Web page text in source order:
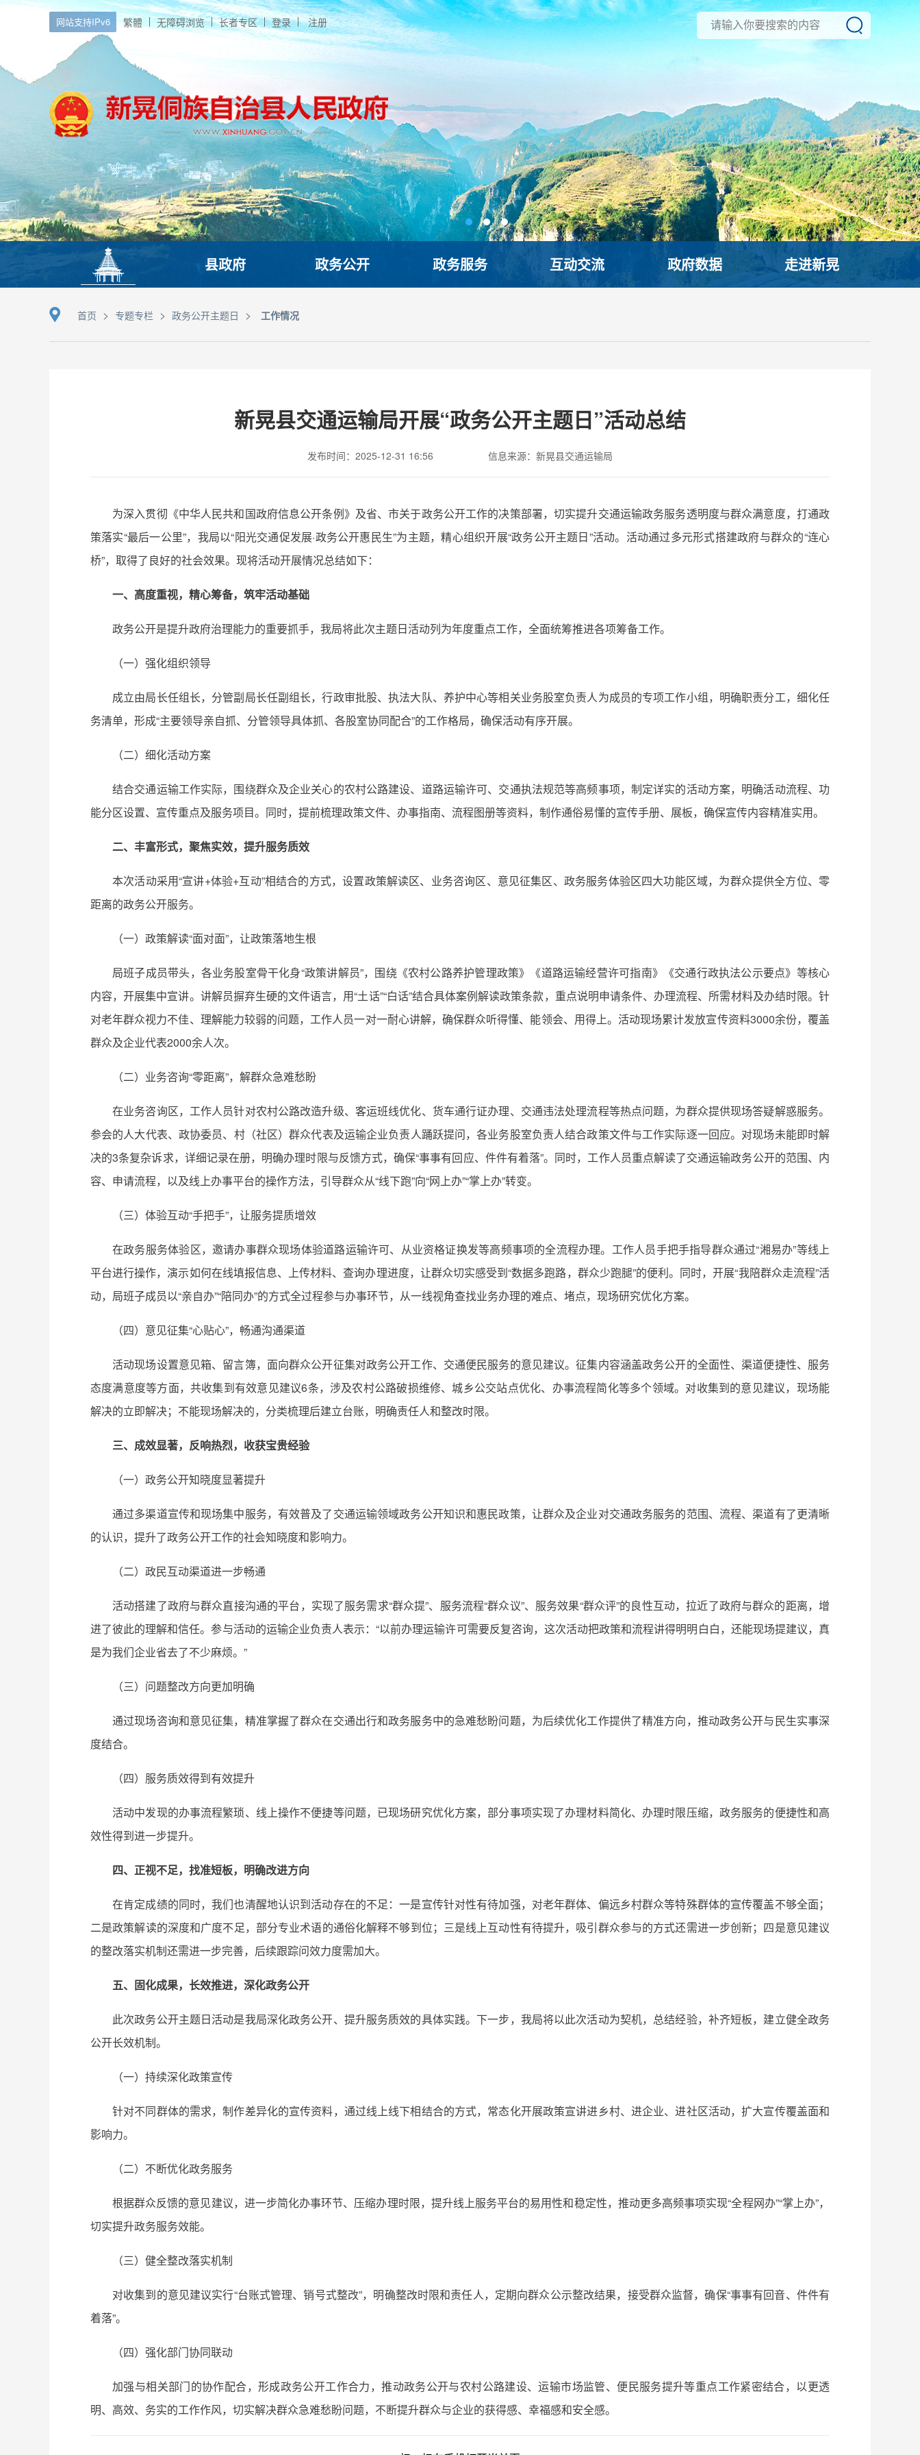
网站支持IPv6 繁體 无障碍浏览 长者专区 登录 注册
县政府 政务公开 政务服务 互动交流 政府数据 走进新晃
首页 > 专题专栏 > 政务公开主题日 > 工作情况
新晃县交通运输局开展“政务公开主题日”活动总结
发布时间：2025-12-31 16:56 信息来源：新晃县交通运输局
为深入贯彻《中华人民共和国政府信息公开条例》及省、市关于政务公开工作的决策部署，切实提升交通运输政务服务透明度与群众满意度，打通政
策落实“最后一公里”，我局以“阳光交通促发展·政务公开惠民生”为主题，精心组织开展“政务公开主题日”活动。活动通过多元形式搭建政府与群众的“连心
桥”，取得了良好的社会效果。现将活动开展情况总结如下：
一、高度重视，精心筹备，筑牢活动基础
政务公开是提升政府治理能力的重要抓手，我局将此次主题日活动列为年度重点工作，全面统筹推进各项筹备工作。
（一）强化组织领导
成立由局长任组长，分管副局长任副组长，行政审批股、执法大队、养护中心等相关业务股室负责人为成员的专项工作小组，明确职责分工，细化任
务清单，形成“主要领导亲自抓、分管领导具体抓、各股室协同配合”的工作格局，确保活动有序开展。
（二）细化活动方案
结合交通运输工作实际，围绕群众及企业关心的农村公路建设、道路运输许可、交通执法规范等高频事项，制定详实的活动方案，明确活动流程、功
能分区设置、宣传重点及服务项目。同时，提前梳理政策文件、办事指南、流程图册等资料，制作通俗易懂的宣传手册、展板，确保宣传内容精准实用。
二、丰富形式，聚焦实效，提升服务质效
本次活动采用“宣讲+体验+互动”相结合的方式，设置政策解读区、业务咨询区、意见征集区、政务服务体验区四大功能区域，为群众提供全方位、零
距离的政务公开服务。
（一）政策解读“面对面”，让政策落地生根
局班子成员带头，各业务股室骨干化身“政策讲解员”，围绕《农村公路养护管理政策》《道路运输经营许可指南》《交通行政执法公示要点》等核心
内容，开展集中宣讲。讲解员摒弃生硬的文件语言，用“土话”“白话”结合具体案例解读政策条款，重点说明申请条件、办理流程、所需材料及办结时限。针
对老年群众视力不佳、理解能力较弱的问题，工作人员一对一耐心讲解，确保群众听得懂、能领会、用得上。活动现场累计发放宣传资料3000余份，覆盖
群众及企业代表2000余人次。
（二）业务咨询“零距离”，解群众急难愁盼
在业务咨询区，工作人员针对农村公路改造升级、客运班线优化、货车通行证办理、交通违法处理流程等热点问题，为群众提供现场答疑解惑服务。
参会的人大代表、政协委员、村（社区）群众代表及运输企业负责人踊跃提问，各业务股室负责人结合政策文件与工作实际逐一回应。对现场未能即时解
决的3条复杂诉求，详细记录在册，明确办理时限与反馈方式，确保“事事有回应、件件有着落”。同时，工作人员重点解读了交通运输政务公开的范围、内
容、申请流程，以及线上办事平台的操作方法，引导群众从“线下跑”向“网上办”“掌上办”转变。
（三）体验互动“手把手”，让服务提质增效
在政务服务体验区，邀请办事群众现场体验道路运输许可、从业资格证换发等高频事项的全流程办理。工作人员手把手指导群众通过“湘易办”等线上
平台进行操作，演示如何在线填报信息、上传材料、查询办理进度，让群众切实感受到“数据多跑路，群众少跑腿”的便利。同时，开展“我陪群众走流程”活
动，局班子成员以“亲自办”“陪同办”的方式全过程参与办事环节，从一线视角查找业务办理的难点、堵点，现场研究优化方案。
（四）意见征集“心贴心”，畅通沟通渠道
活动现场设置意见箱、留言簿，面向群众公开征集对政务公开工作、交通便民服务的意见建议。征集内容涵盖政务公开的全面性、渠道便捷性、服务
态度满意度等方面，共收集到有效意见建议6条，涉及农村公路破损维修、城乡公交站点优化、办事流程简化等多个领域。对收集到的意见建议，现场能
解决的立即解决；不能现场解决的，分类梳理后建立台账，明确责任人和整改时限。
三、成效显著，反响热烈，收获宝贵经验
（一）政务公开知晓度显著提升
通过多渠道宣传和现场集中服务，有效普及了交通运输领域政务公开知识和惠民政策，让群众及企业对交通政务服务的范围、流程、渠道有了更清晰
的认识，提升了政务公开工作的社会知晓度和影响力。
（二）政民互动渠道进一步畅通
活动搭建了政府与群众直接沟通的平台，实现了服务需求“群众提”、服务流程“群众议”、服务效果“群众评”的良性互动，拉近了政府与群众的距离，增
进了彼此的理解和信任。参与活动的运输企业负责人表示：“以前办理运输许可需要反复咨询，这次活动把政策和流程讲得明明白白，还能现场提建议，真
是为我们企业省去了不少麻烦。”
（三）问题整改方向更加明确
通过现场咨询和意见征集，精准掌握了群众在交通出行和政务服务中的急难愁盼问题，为后续优化工作提供了精准方向，推动政务公开与民生实事深
度结合。
（四）服务质效得到有效提升
活动中发现的办事流程繁琐、线上操作不便捷等问题，已现场研究优化方案，部分事项实现了办理材料简化、办理时限压缩，政务服务的便捷性和高
效性得到进一步提升。
四、正视不足，找准短板，明确改进方向
在肯定成绩的同时，我们也清醒地认识到活动存在的不足：一是宣传针对性有待加强，对老年群体、偏远乡村群众等特殊群体的宣传覆盖不够全面；
二是政策解读的深度和广度不足，部分专业术语的通俗化解释不够到位；三是线上互动性有待提升，吸引群众参与的方式还需进一步创新；四是意见建议
的整改落实机制还需进一步完善，后续跟踪问效力度需加大。
五、固化成果，长效推进，深化政务公开
此次政务公开主题日活动是我局深化政务公开、提升服务质效的具体实践。下一步，我局将以此次活动为契机，总结经验，补齐短板，建立健全政务
公开长效机制。
（一）持续深化政策宣传
针对不同群体的需求，制作差异化的宣传资料，通过线上线下相结合的方式，常态化开展政策宣讲进乡村、进企业、进社区活动，扩大宣传覆盖面和
影响力。
（二）不断优化政务服务
根据群众反馈的意见建议，进一步简化办事环节、压缩办理时限，提升线上服务平台的易用性和稳定性，推动更多高频事项实现“全程网办”“掌上办”，
切实提升政务服务效能。
（三）健全整改落实机制
对收集到的意见建议实行“台账式管理、销号式整改”，明确整改时限和责任人，定期向群众公示整改结果，接受群众监督，确保“事事有回音、件件有
着落”。
（四）强化部门协同联动
加强与相关部门的协作配合，形成政务公开工作合力，推动政务公开与农村公路建设、运输市场监管、便民服务提升等重点工作紧密结合，以更透
明、高效、务实的工作作风，切实解决群众急难愁盼问题，不断提升群众与企业的获得感、幸福感和安全感。